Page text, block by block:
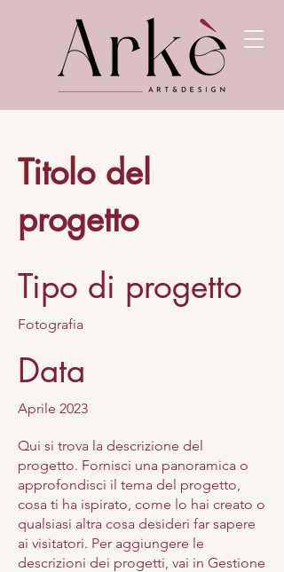
Titolo del
progetto
Tipo di progetto
Fotografia
Data
Aprile 2023
Qui si trova la descrizione del
progetto. Fornisci una panoramica o
approfondisci il tema del progetto,
cosa ti ha ispirato, come lo hai creato o
qualsiasi altra cosa desideri far sapere
ai visitatori. Per aggiungere le
descrizioni dei progetti, vai in Gestione